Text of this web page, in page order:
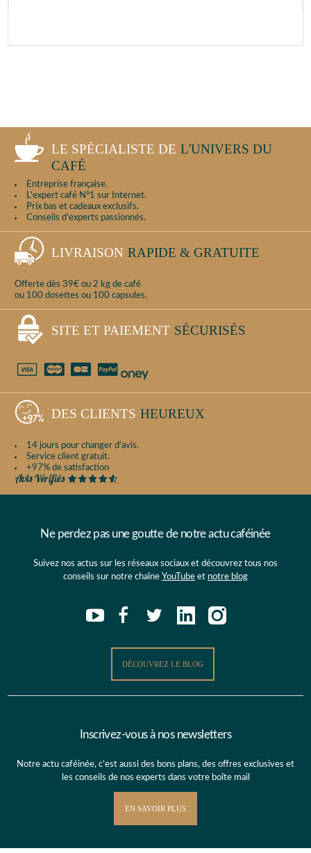
LE SPÉCIALISTE DE L'UNIVERS DU
CAFÉ
Entreprise française.
L'expert café N°1 sur Internet.
Prix bas et cadeaux exclusifs.
Conseils d'experts passionnés.
LIVRAISON RAPIDE & GRATUITE
Offerte dès 39€ ou 2 kg de café
ou 100 dosettes ou 100 capsules.
SITE ET PAIEMENT SÉCURISÉS
DES CLIENTS HEUREUX
14 jours pour changer d'avis.
Service client gratuit.
+97% de satisfaction
Ne perdez pas une goutte de notre actu caféinée
Suivez nos actus sur les réseaux sociaux et découvrez tous nos
conseils sur notre chaîne YouTube et notre blog
DÉCOUVREZ LE BLOG
Inscrivez-vous à nos newsletters
Notre actu caféinée, c’est aussi des bons plans, des offres exclusives et
les conseils de nos experts dans votre boîte mail
EN SAVOIR PLUS